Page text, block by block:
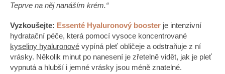
Teprve na něj nanáším krém.“
Vyzkoušejte: Essenté Hyaluronový booster je intenzivní
hydratační péče, která pomocí vysoce koncentrované
kyseliny hyaluronové vypíná pleť obličeje a odstraňuje z ní
vrásky. Několik minut po nanesení je zřetelně vidět, jak je pleť
vypnutá a hlubší i jemné vrásky jsou méně znatelné.